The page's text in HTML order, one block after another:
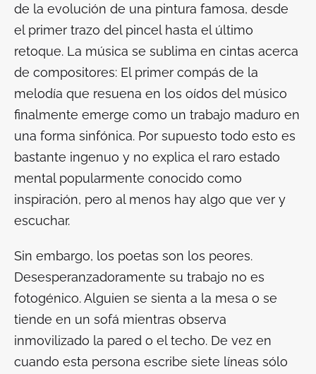
de la evolución de una pintura famosa, desde
el primer trazo del pincel hasta el último
retoque. La música se sublima en cintas acerca
de compositores: El primer compás de la
melodía que resuena en los oídos del músico
finalmente emerge como un trabajo maduro en
una forma sinfónica. Por supuesto todo esto es
bastante ingenuo y no explica el raro estado
mental popularmente conocido como
inspiración, pero al menos hay algo que ver y
escuchar.
Sin embargo, los poetas son los peores.
Desesperanzadoramente su trabajo no es
fotogénico. Alguien se sienta a la mesa o se
tiende en un sofá mientras observa
inmovilizado la pared o el techo. De vez en
cuando esta persona escribe siete líneas sólo